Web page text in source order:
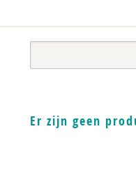
Er zijn geen